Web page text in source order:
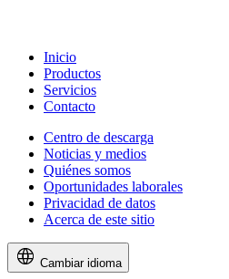
Inicio
Productos
Servicios
Contacto
Centro de descarga
Noticias y medios
Quiénes somos
Oportunidades laborales
Privacidad de datos
Acerca de este sitio
Cambiar idioma